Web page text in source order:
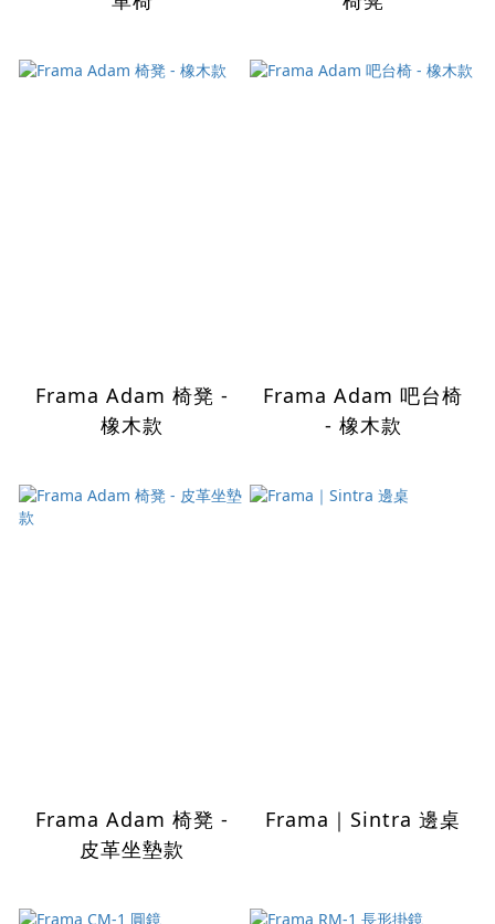
Frama Adam 椅凳 -
橡木款
Frama Adam 吧台椅
- 橡木款
Frama Adam 椅凳 -
皮革坐墊款
Frama｜Sintra 邊桌